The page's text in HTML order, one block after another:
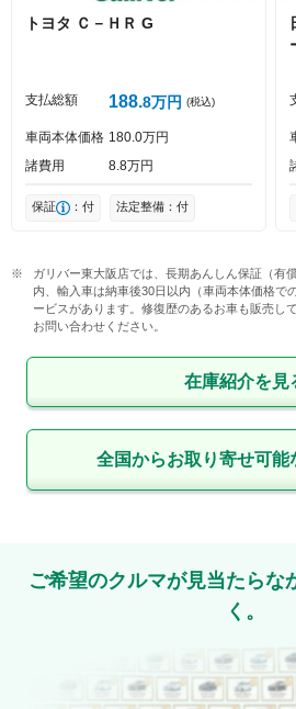
トヨタ Ｃ－ＨＲ G
支払総額 188 8万円 (税込)
車両本体価格 180 0万円
諸費用
8 8万円
保証 ：付 法定整備：付
ガリバー東大阪店では、長期あんしん保証（有
内、輸入車は納車後30日以内（車両本体価格で
ービスがあります。修復歴のあるお車も販売し
お問い合わせください。
在庫紹介を見
全国からお取り寄せ可能
ご希望のクルマが見当たらな
く。